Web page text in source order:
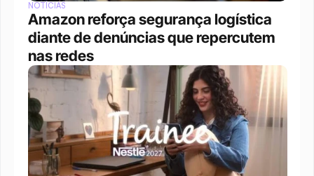
NOTÍCIAS
Amazon reforça segurança logística
diante de denúncias que repercutem
nas redes